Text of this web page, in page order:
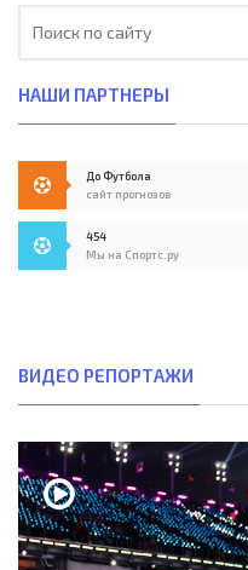
НАШИ ПАРТНЕРЫ
До Футбола
сайт прогнозов
454
Мы на Спортс.ру
ВИДЕО РЕПОРТАЖИ